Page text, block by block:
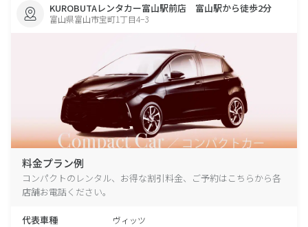
KUROBUTAレンタカー富山駅前店 富山駅から徒歩2分
富山県富山市宝町1丁目4−3
料金プラン例
コンパクトのレンタル、お得な割引料金、ご予約はこちらから各
店舗お電話ください。
代表車種 ヴィッツ